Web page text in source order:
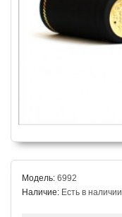
Модель: 6992
Наличие: Есть в наличии